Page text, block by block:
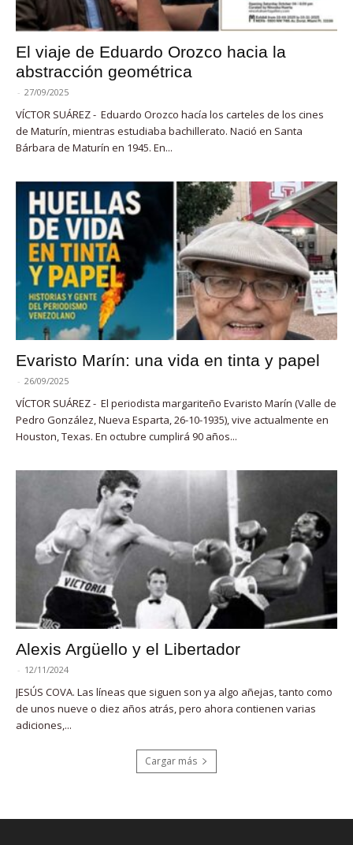
El viaje de Eduardo Orozco hacia la
abstracción geométrica
- 27/09/2025
VÍCTOR SUÁREZ - Eduardo Orozco hacía los carteles de los cines
de Maturín, mientras estudiaba bachillerato. Nació en Santa
Bárbara de Maturín en 1945. En...
Evaristo Marín: una vida en tinta y papel
- 26/09/2025
VÍCTOR SUÁREZ - El periodista margariteño Evaristo Marín (Valle de
Pedro González, Nueva Esparta, 26-10-1935), vive actualmente en
Houston, Texas. En octubre cumplirá 90 años...
Alexis Argüello y el Libertador
- 12/11/2024
JESÚS COVA. Las líneas que siguen son ya algo añejas, tanto como
de unos nueve o diez años atrás, pero ahora contienen varias
adiciones,...
Cargar más